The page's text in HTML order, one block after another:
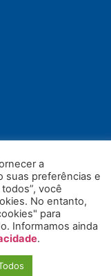
a
suas preferências e
você
No entanto,
para
Informamos ainda
.